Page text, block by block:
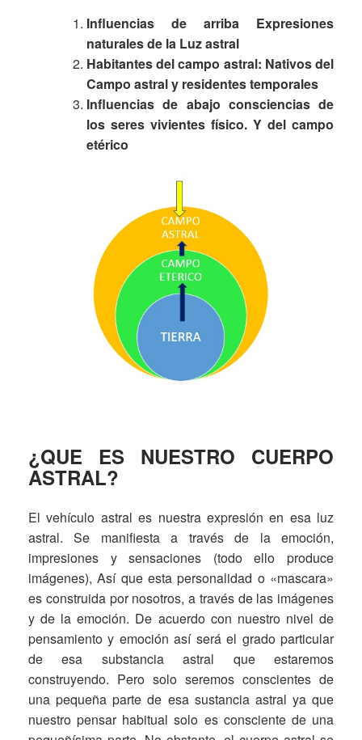
Influencias de arriba Expresiones
naturales de la Luz astral
Habitantes del campo astral: Nativos del
Campo astral y residentes temporales
Influencias de abajo consciencias de
los seres vivientes físico. Y del campo
etérico
¿QUE ES NUESTRO CUERPO
ASTRAL?
El vehículo astral es nuestra expresión en esa luz
astral. Se manifiesta a través de la emoción,
impresiones y sensaciones (todo ello produce
imágenes), Así que esta personalidad o «mascara»
es construida por nosotros, a través de las imágenes
y de la emoción. De acuerdo con nuestro nivel de
pensamiento y emoción así será el grado particular
de esa substancia astral que estaremos
construyendo. Pero solo seremos conscientes de
una pequeña parte de esa sustancia astral ya que
nuestro pensar habitual solo es consciente de una